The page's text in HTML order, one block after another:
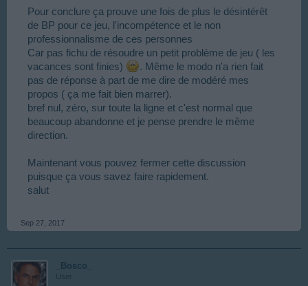
Pour conclure ça prouve une fois de plus le désintérêt
de BP pour ce jeu, l'incompétence et le non
professionnalisme de ces personnes
Car pas fichu de résoudre un petit problème de jeu ( les
vacances sont finies)
. Même le modo n'a rien fait
pas de réponse à part de me dire de modéré mes
propos ( ça me fait bien marrer).
bref nul, zéro, sur toute la ligne et c'est normal que
beaucoup abandonne et je pense prendre le même
direction.
Maintenant vous pouvez fermer cette discussion
puisque ça vous savez faire rapidement.
salut
Sep 27, 2017
_Bosco_
User